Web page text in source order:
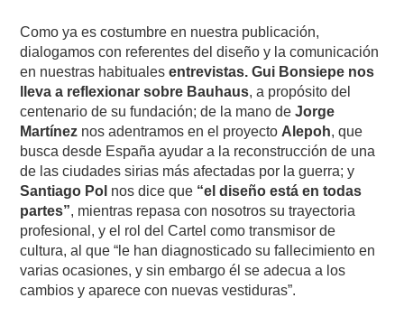
Como ya es costumbre en nuestra publicación,
dialogamos con referentes del diseño y la comunicación
en nuestras habitualesentrevistas. Gui Bonsiepe nos
lleva a reflexionar sobre Bauhaus, a propósito del
centenario de su fundación; de la mano deJorge
Martínez nos adentramos en el proyecto Alepoh, que
busca desde España ayudar a la reconstrucción de una
de las ciudades sirias más afectadas por la guerra; y
Santiago Pol nos dice que “el diseño está en todas
partes”, mientras repasa con nosotros su trayectoria
profesional, y el rol del Cartel como transmisor de
cultura, al que “le han diagnosticado su fallecimiento en
varias ocasiones, y sin embargo él se adecua a los
cambios y aparece con nuevas vestiduras”.